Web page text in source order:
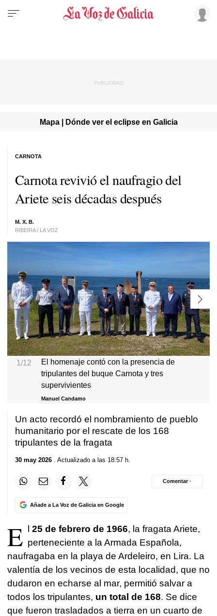
Mapa | Dónde ver el eclipse en Galicia
Carnota revivió el naufragio del
Ariete seis décadas después
M. X. B.
RIBEIRA / LA VOZ
CARNOTA
1/12
El homenaje contó con la presencia de
tripulantes del buque Carnota y tres
supervivientes
Manuel Candamo
Un acto recordó el nombramiento de pueblo
humanitario por el rescate de los 168
tripulantes de la fragata
30 may 2026 . Actualizado a las 18:57 h.
Añade a La Voz de Galicia en Google
Comentar ·
E l 25 de febrero de 1966, la fragata Ariete,
perteneciente a la Armada Española,
naufragaba en la playa de Ardeleiro, en Lira. La
valentía de los vecinos de esta localidad, que no
dudaron en echarse al mar, permitió salvar a
todos los tripulantes, un total de 168. Se dice
que fueron trasladados a tierra en un cuarto de